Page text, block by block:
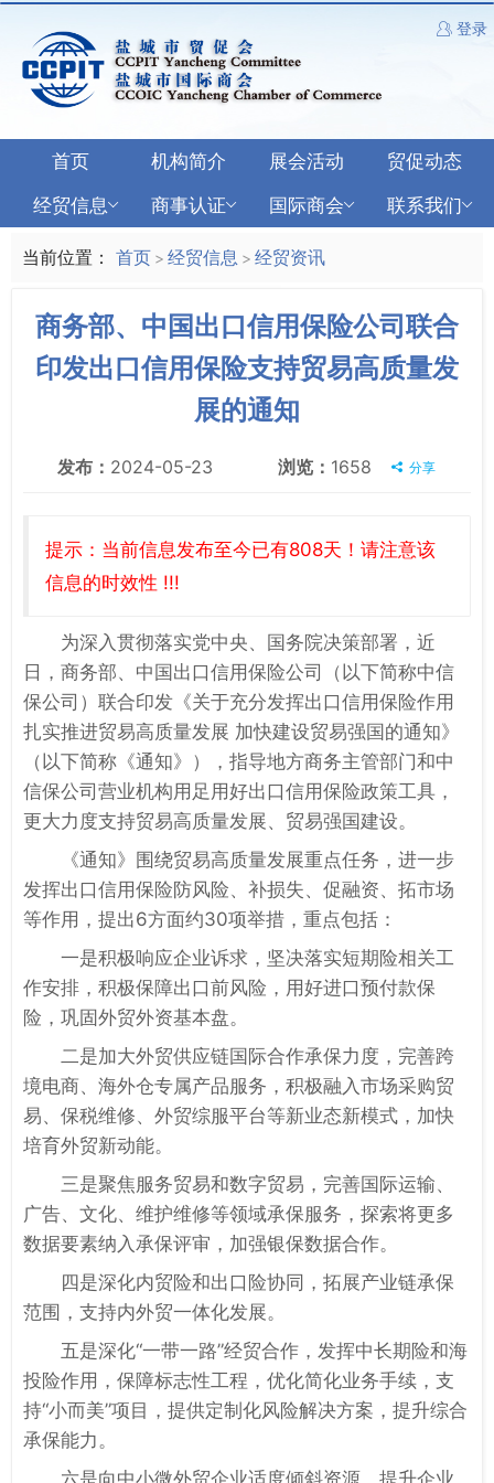
登录
首页 机构简介 展会活动
贸促动态
经贸信息
商事认证 国际商会 联系我们
当前位置： 首页 > 经贸信息 > 经贸资讯
商务部、中国出口信用保险公司联合
印发出口信用保险支持贸易高质量发
展的通知
发布： 2024-05-23 浏览： 1658 分享
提示：当前信息发布至今已有808天！请注意该
信息的时效性 !!!
为深入贯彻落实党中央、国务院决策部署，近
日，商务部、中国出口信用保险公司（以下简称中信
保公司）联合印发《关于充分发挥出口信用保险作用
扎实推进贸易高质量发展 加快建设贸易强国的通知》
（以下简称《通知》），指导地方商务主管部门和中
信保公司营业机构用足用好出口信用保险政策工具，
更大力度支持贸易高质量发展、贸易强国建设。
《通知》围绕贸易高质量发展重点任务，进一步
发挥出口信用保险防风险、补损失、促融资、拓市场
等作用，提出6方面约30项举措，重点包括：
一是积极响应企业诉求，坚决落实短期险相关工
作安排，积极保障出口前风险，用好进口预付款保
险，巩固外贸外资基本盘。
二是加大外贸供应链国际合作承保力度，完善跨
境电商、海外仓专属产品服务，积极融入市场采购贸
易、保税维修、外贸综服平台等新业态新模式，加快
培育外贸新动能。
三是聚焦服务贸易和数字贸易，完善国际运输、
广告、文化、维护维修等领域承保服务，探索将更多
数据要素纳入承保评审，加强银保数据合作。
四是深化内贸险和出口险协同，拓展产业链承保
范围，支持内外贸一体化发展。
五是深化“一带一路”经贸合作，发挥中长期险和海
投险作用，保障标志性工程，优化简化业务手续，支
持“小而美”项目，提供定制化风险解决方案，提升综合
承保能力。
六是向中小微外贸企业适度倾斜资源，提升企业